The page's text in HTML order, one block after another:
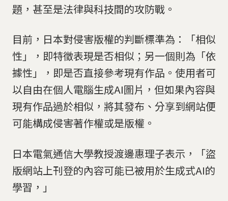
題，甚至是法律與科技間的攻防戰。
目前，日本對侵害版權的判斷標準為：「相似
性」，即特徵表現是否相似；另一個則為「依
據性」，即是否直接參考現有作品。使用者可
以自由在個人電腦生成AI圖片，但如果內容與
現有作品過於相似，將其發布、分享到網站便
可能構成侵害著作權或是版權。
日本電氣通信大學教授渡邊惠理子表示，「盜
版網站上刊登的內容可能已被用於生成式AI的
學習，」